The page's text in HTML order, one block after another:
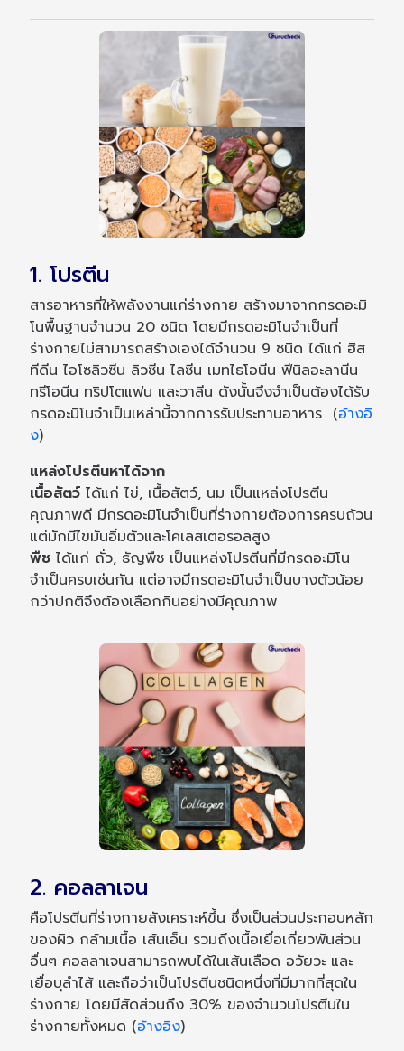
1. โปรตีน
สารอาหารที่ให้พลังงานแก่ร่างกาย สร้างมาจากกรดอะมิ
โนพื้นฐานจำนวน 20 ชนิด โดยมีกรดอะมิโนจำเป็นที่
ร่างกายไม่สามารถสร้างเองได้จำนวน 9 ชนิด ได้แก่ ฮิส
ทีดีน ไอโซลิวซีน ลิวซีน ไลซีน เมทไธโอนีน ฟีนิลอะลานีน
ทรีโอนีน ทริปโตแฟน และวาลีน ดังนั้นจึงจำเป็นต้องได้รับ
กรดอะมิโนจำเป็นเหล่านี้จากการรับประทานอาหาร (อ้างอิ
ง)
แหล่งโปรตีนหาได้จาก
เนื้อสัตว์ได้แก่ ไข่, เนื้อสัตว์, นม เป็นแหล่งโปรตีน
คุณภาพดี มีกรดอะมิโนจำเป็นที่ร่างกายต้องการครบถ้วน
แต่มักมีไขมันอิ่มตัวและโคเลสเตอรอลสูง
พืชได้แก่ ถั่ว, ธัญพืช เป็นแหล่งโปรตีนที่มีกรดอะมิโน
จำเป็นครบเช่นกัน แต่อาจมีกรดอะมิโนจำเป็นบางตัวน้อย
กว่าปกติจึงต้องเลือกกินอย่างมีคุณภาพ
2. คอลลาเจน
คือโปรตีนที่ร่างกายสังเคราะห์ขึ้น ซึ่งเป็นส่วนประกอบหลัก
ของผิว กล้ามเนื้อ เส้นเอ็น รวมถึงเนื้อเยื่อเกี่ยวพันส่วน
อื่นๆ คอลลาเจนสามารถพบได้ในเส้นเลือด อวัยวะ และ
เยื่อบุลำไส้ และถือว่าเป็นโปรตีนชนิดหนึ่งที่มีมากที่สุดใน
ร่างกาย โดยมีสัดส่วนถึง 30% ของจำนวนโปรตีนใน
ร่างกายทั้งหมด (อ้างอิง)